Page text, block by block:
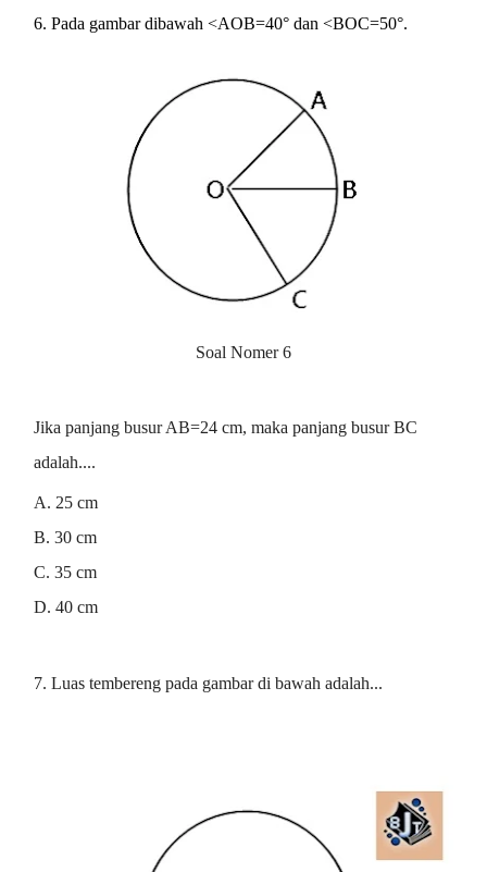
6. Pada gambar dibawah <AOB=40° dan <BOC=50°.
Soal Nomer 6
Jika panjang busur AB=24 cm, maka panjang busur BC
adalah....
A. 25 cm
B. 30 cm
C. 35 cm
D. 40 cm
7. Luas tembereng pada gambar di bawah adalah...